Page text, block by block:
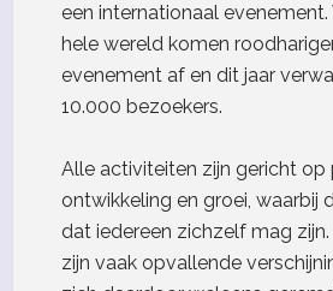
een internationaal evenement.
hele wereld komen
evenement af en dit jaar
10.000 bezoekers.
Alle activiteiten zijn gericht op
ontwikkeling en groei, waarbij
dat iedereen zichzelf mag
zijn vaak opvallende